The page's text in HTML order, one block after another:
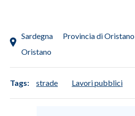
Sardegna Provincia di Oristano
Oristano
Tags: strade Lavori pubblici